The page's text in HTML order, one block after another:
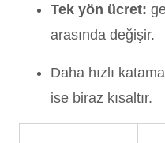
Tek yön ücret:
arasında değişir.
Daha hızlı
ise biraz kısaltır.